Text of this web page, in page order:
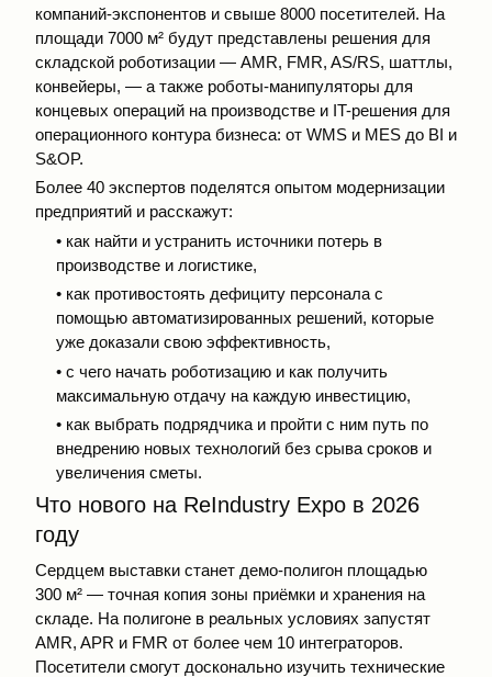
компаний-экспонентов и свыше 8000 посетителей. На
площади 7000 м² будут представлены решения для
складской роботизации — AMR, FMR, AS/RS, шаттлы,
конвейеры, — а также роботы-манипуляторы для
концевых операций на производстве и IT-решения для
операционного контура бизнеса: от WMS и MES до BI и
S&OP.
Более 40 экспертов поделятся опытом модернизации
предприятий и расскажут:
• как найти и устранить источники потерь в
производстве и логистике,
• как противостоять дефициту персонала с
помощью автоматизированных решений, которые
уже доказали свою эффективность,
• с чего начать роботизацию и как получить
максимальную отдачу на каждую инвестицию,
• как выбрать подрядчика и пройти с ним путь по
внедрению новых технологий без срыва сроков и
увеличения сметы.
Что нового на ReIndustry Expo в 2026
году
Сердцем выставки станет демо-полигон площадью
300 м² — точная копия зоны приёмки и хранения на
складе. На полигоне в реальных условиях запустят
AMR, APR и FMR от более чем 10 интеграторов.
Посетители смогут досконально изучить технические